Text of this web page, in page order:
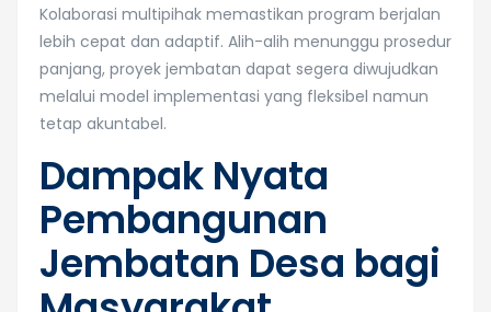
Kolaborasi multipihak memastikan program berjalan
lebih cepat dan adaptif. Alih-alih menunggu prosedur
panjang, proyek jembatan dapat segera diwujudkan
melalui model implementasi yang fleksibel namun
tetap akuntabel.
Dampak Nyata
Pembangunan
Jembatan Desa bagi